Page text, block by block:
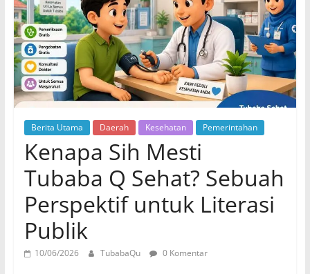
Berita Utama Daerah Kesehatan Pemerintahan
Kenapa Sih Mesti
Tubaba Q Sehat? Sebuah
Perspektif untuk Literasi
Publik
10/06/2026 TubabaQu 0 Komentar